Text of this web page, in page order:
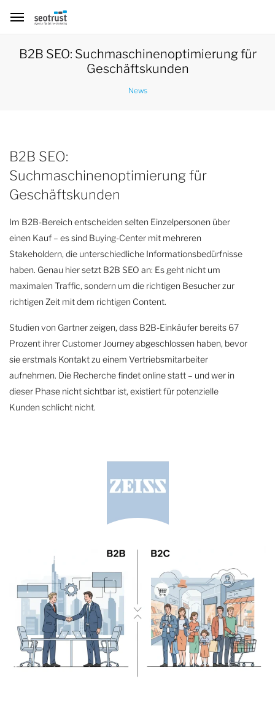
B2B SEO: Suchmaschinenoptimierung für
Geschäftskunden
News
B2B SEO:
Suchmaschinenoptimierung für
Geschäftskunden
Im B2B-Bereich entscheiden selten Einzelpersonen über
einen Kauf – es sind Buying-Center mit mehreren
Stakeholdern, die unterschiedliche Informationsbedürfnisse
haben. Genau hier setzt B2B SEO an: Es geht nicht um
maximalen Traffic, sondern um die richtigen Besucher zur
richtigen Zeit mit dem richtigen Content.
Studien von Gartner zeigen, dass B2B-Einkäufer bereits 67
Prozent ihrer Customer Journey abgeschlossen haben, bevor
sie erstmals Kontakt zu einem Vertriebsmitarbeiter
aufnehmen. Die Recherche findet online statt – und wer in
dieser Phase nicht sichtbar ist, existiert für potenzielle
Kunden schlicht nicht.